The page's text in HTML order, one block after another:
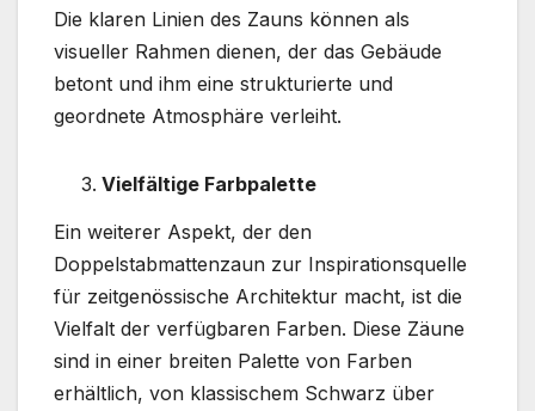
Die klaren Linien des Zauns können als
visueller Rahmen dienen, der das Gebäude
betont und ihm eine strukturierte und
geordnete Atmosphäre verleiht.
Vielfältige Farbpalette
Ein weiterer Aspekt, der den
Doppelstabmattenzaun zur Inspirationsquelle
für zeitgenössische Architektur macht, ist die
Vielfalt der verfügbaren Farben. Diese Zäune
sind in einer breiten Palette von Farben
erhältlich, von klassischem Schwarz über